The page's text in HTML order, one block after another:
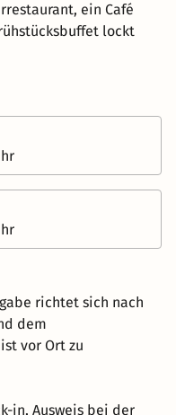
ein Café
lockt
richtet sich nach
dem
vor Ort zu
in, Ausweis bei der